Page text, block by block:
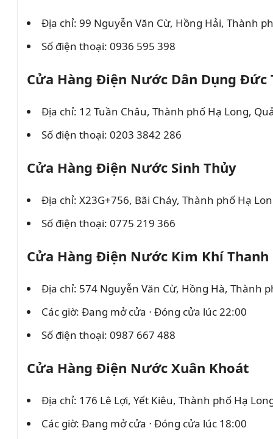
Địa chỉ: 99 Nguyễn Văn Cừ, Hồng Hải, Thành
Số điện thoại: 0936 595 398
Cửa Hàng Điện Nước Dân Dụng Đức
Địa chỉ: 12 Tuần Châu, Thành phố Hạ Long,
Số điện thoại: 0203 3842 286
Cửa Hàng Điện Nước Sinh Thủy
Địa chỉ: X23G+756, Bãi Cháy, Thành phố Hạ
Số điện thoại: 0775 219 366
Cửa Hàng Điện Nước Kim Khí Thanh
Địa chỉ: 574 Nguyễn Văn Cừ, Hồng Hà, Thành
Các giờ: Đang mở cửa ⋅ Đóng cửa lúc 22:00
Số điện thoại: 0987 667 488
Cửa Hàng Điện Nước Xuân Khoát
Địa chỉ: 176 Lê Lợi, Yết Kiêu, Thành phố Hạ
Các giờ: Đang mở cửa ⋅ Đóng cửa lúc 18:00